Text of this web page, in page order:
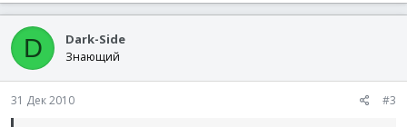
D Dark-Side
Знающий
31 Дек 2010 #3